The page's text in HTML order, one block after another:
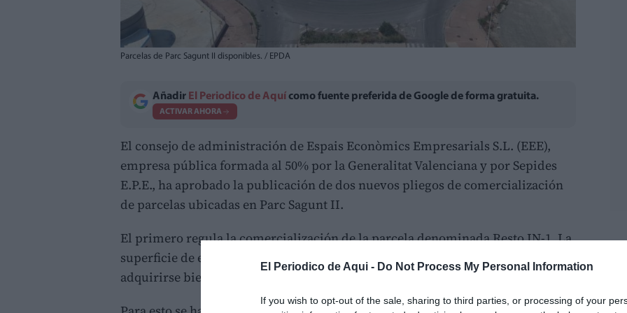
El Periodico de Aqui - Do Not Process My Personal Information
If you wish to opt-out of the sale, sharing to third parties, or processing of your
Parcelas de Parc Sagunt II disponibles. / EPDA
Añadir El Periodico de Aquí como fuente preferida de Google de forma gratuita.
ACTIVAR AHORA
El consejo de administración de Espais Econòmics Empresarials S.L. (EEE),
empresa pública formada al 50% por la Generalitat Valenciana y por Sepides
E.P.E., ha aprobado la publicación de dos nuevos pliegos de comercialización
de parcelas ubicadas en Parc Sagunt II.
El primero regula la comercialización de la parcela denominada Resto IN-1. La
superficie de esta parcela es de 618.398,02 metros cuadrados que podrán
adquirirse bien en su totalidad o parte de ella.